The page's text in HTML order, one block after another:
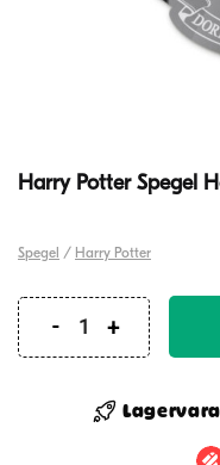
Harry Potter Spegel
Spegel / Harry Potter
Harry
Spegel
Hogwarts